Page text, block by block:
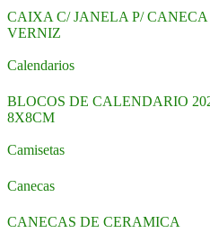
CAIXA C/ JANELA P/ CANECA
VERNIZ
Calendarios
BLOCOS DE CALENDARIO
8X8CM
Camisetas
Canecas
CANECAS DE CERAMICA